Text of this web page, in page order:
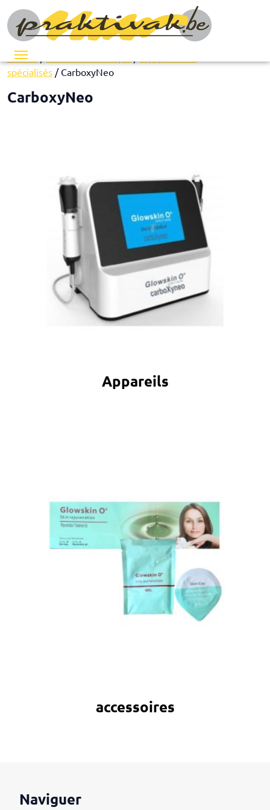
Menu
Accueil
spécialisés / CarboxyNeo
CarboxyNeo
Appareils
accessoires
Naviguer